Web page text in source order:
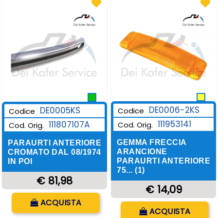
Codice DE0005KS
Cod. Orig. 111807107A
PARAURTI ANTERIORE
CROMATO DAL 08/1974
IN POI
€ 81,98
ACQUISTA
Codice DE0006-2KS
Cod. Orig. 111953141
GEMMA FRECCIA
ARANCIONE
PARAURTI ANTERIORE
75... (1)
€ 14,09
Quantità
ACQUISTA